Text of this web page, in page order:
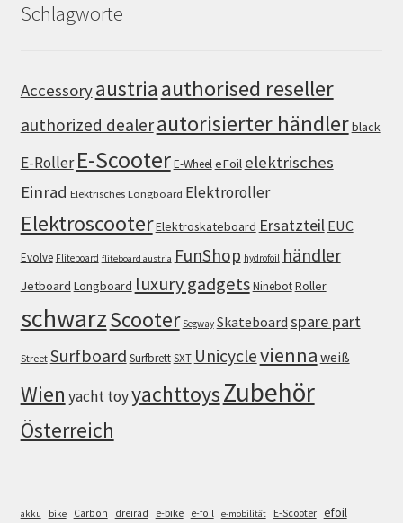
Schlagworte
Accessoryaustria authorised reseller
authorized dealerautorisierter händlerblack
E-Roller E-ScooterE-WheeleFoil elektrisches
Einrad Elektrisches Longboard Elektroroller
ElektroscooterElektroskateboard Ersatzteil EUC
Evolve Fliteboard fliteboard austria FunShop hydrofoil händler
Jetboard Longboard luxury gadgetsNinebotRoller
schwarzScooter Segway Skateboard spare part
Street Surfboard SurfbrettSXT Unicyclevienna weiß
Wien yacht toyyachttoysZubehör
Österreich
akku bike Carbon dreirad e-bike e-foil e-mobilität E-Scooter efoil